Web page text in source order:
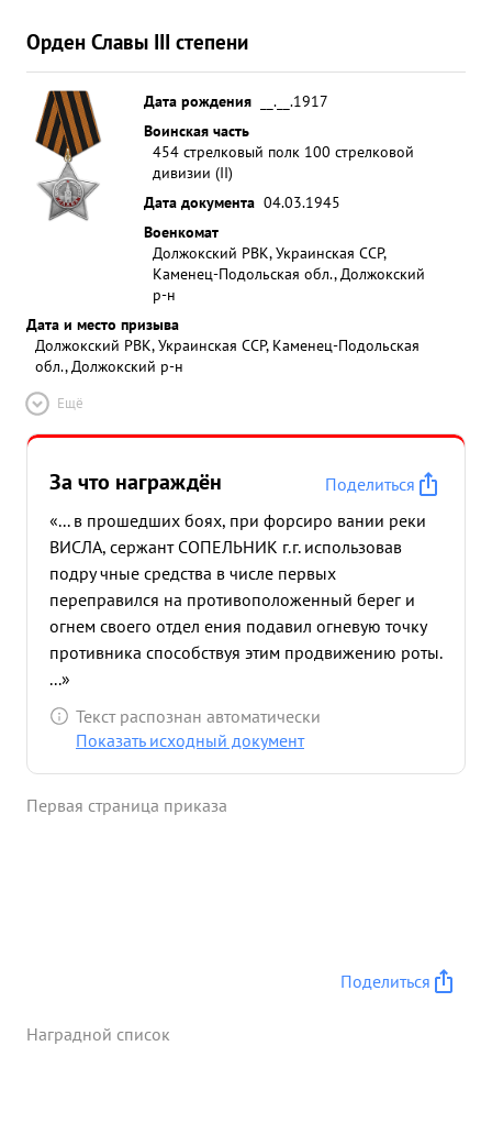
Орден Славы III степени
Дата рождения
__.__.1917
Воинская часть
454 стрелковый полк 100 стрелковой
дивизии (II)
Дата документа 04.03.1945
Военкомат
Должокский РВК, Украинская ССР,
Каменец-Подольская обл., Должокский
р-н
Дата и место призыва
Должокский РВК, Украинская ССР, Каменец-Подольская
обл., Должокский р-н
Ещё
За что награждён
Поделиться
«... в прошедших боях, при форсиро вании реки
ВИСЛА, сержант СОПЕЛЬНИК г.г. использовав
подру чные средства в числе первых
переправился на противоположенный берег и
огнем своего отдел ения подавил огневую точку
противника способствуя этим продвижению роты.
...»
Текст распознан автоматически
Показать исходный документ
Первая страница приказа
Поделиться
Наградной список